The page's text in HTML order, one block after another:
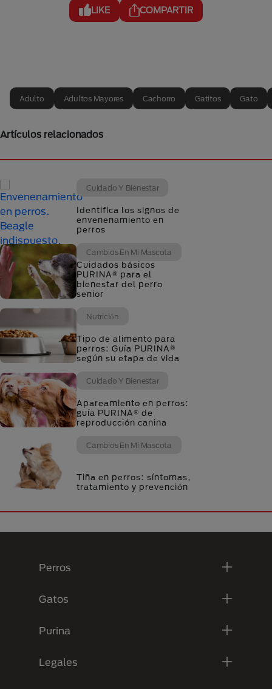
LIKE COMPARTIR
Adulto Adultos Mayores Cachorro Gatitos Gato
Artículos relacionados
Cuidado Y Bienestar
Identifica los signos de
envenenamiento en
perros
Cambios En Mi Mascota
Cuidados básicos
PURINA® para el
bienestar del perro
senior
Nutrición
Tipo de alimento para
perros: Guía PURINA®
según su etapa de vida
Cuidado Y Bienestar
Apareamiento en perros:
guía PURINA® de
reproducción canina
Cambios En Mi Mascota
Tiña en perros: síntomas,
tratamiento y prevención
Perros
Gatos
Purina
Legales